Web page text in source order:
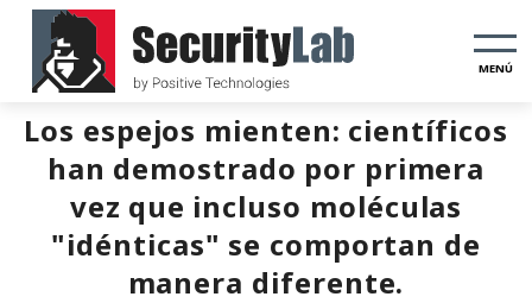
MENÚ
Los espejos mienten: científicos
han demostrado por primera
vez que incluso moléculas
"idénticas" se comportan de
manera diferente.